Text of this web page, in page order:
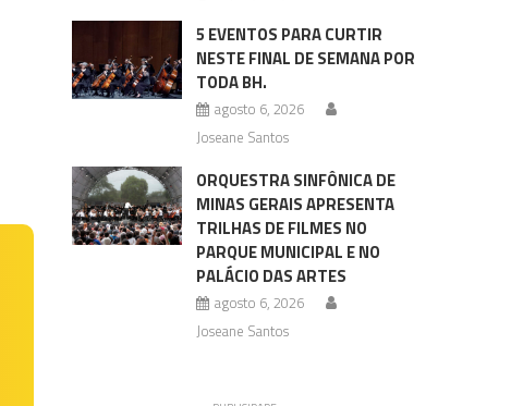
5 EVENTOS PARA CURTIR
NESTE FINAL DE SEMANA POR
TODA BH.
agosto 6, 2026
Joseane Santos
ORQUESTRA SINFÔNICA DE
MINAS GERAIS APRESENTA
TRILHAS DE FILMES NO
PARQUE MUNICIPAL E NO
PALÁCIO DAS ARTES
agosto 6, 2026
Joseane Santos